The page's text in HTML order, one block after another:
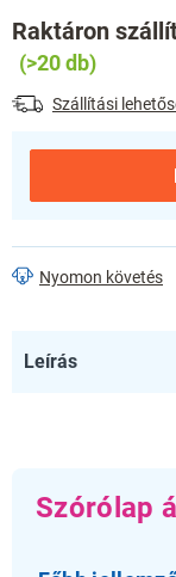
Raktáron
(>20 db)
Szállítási
Nyomon követés
Leírás
Szórólap